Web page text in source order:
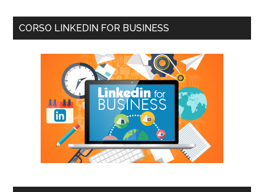
CORSO LINKEDIN FOR BUSINESS